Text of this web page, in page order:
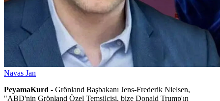
Navas Jan
PeyamaKurd - Grönland Başbakanı Jens-Frederik Nielsen,
"ABD'nin Grönland Özel Temsilcisi, bize Donald Trump'ın